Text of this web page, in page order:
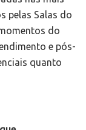
pelas Salas do
do
e pós-
quanto